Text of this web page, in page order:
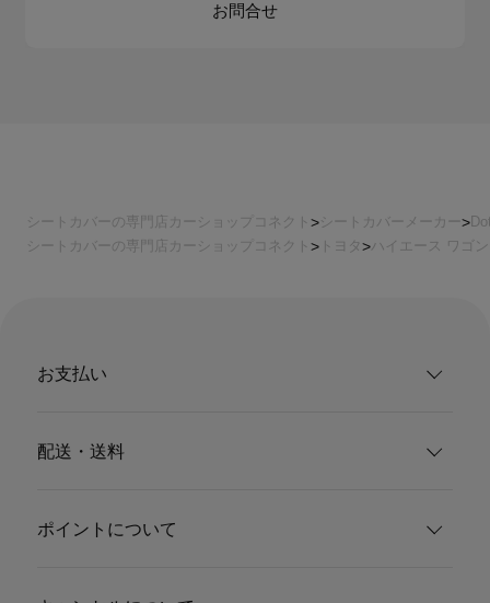
お問合せ
シートカバーの専門店カーショップコネクト シートカバーメーカー
シートカバーの専門店カーショップコネクト
トヨタ ハイエース ワゴ
お支払い
配送・送料
ポイントについて